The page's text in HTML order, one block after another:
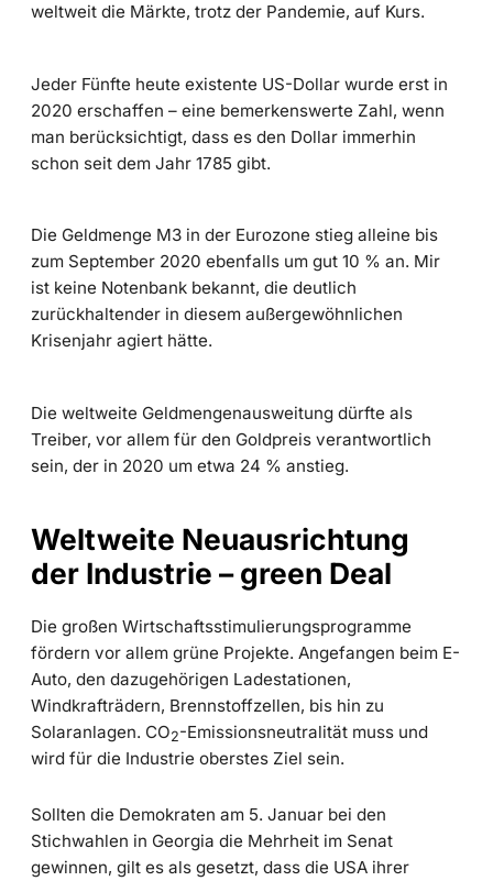
weltweit die Märkte, trotz der Pandemie, auf Kurs.
Jeder Fünfte heute existente US-Dollar wurde erst in
2020 erschaffen – eine bemerkenswerte Zahl, wenn
man berücksichtigt, dass es den Dollar immerhin
schon seit dem Jahr 1785 gibt.
Die Geldmenge M3 in der Eurozone stieg alleine bis
zum September 2020 ebenfalls um gut 10 % an. Mir
ist keine Notenbank bekannt, die deutlich
zurückhaltender in diesem außergewöhnlichen
Krisenjahr agiert hätte.
Die weltweite Geldmengenausweitung dürfte als
Treiber, vor allem für den Goldpreis verantwortlich
sein, der in 2020 um etwa 24 % anstieg.
Weltweite Neuausrichtung
der Industrie – green Deal
Die großen Wirtschaftsstimulierungsprogramme
fördern vor allem grüne Projekte. Angefangen beim E-
Auto, den dazugehörigen Ladestationen,
Windkrafträdern, Brennstoffzellen, bis hin zu
Solaranlagen. CO2-Emissionsneutralität muss und
wird für die Industrie oberstes Ziel sein.
Sollten die Demokraten am 5. Januar bei den
Stichwahlen in Georgia die Mehrheit im Senat
gewinnen, gilt es als gesetzt, dass die USA ihrer